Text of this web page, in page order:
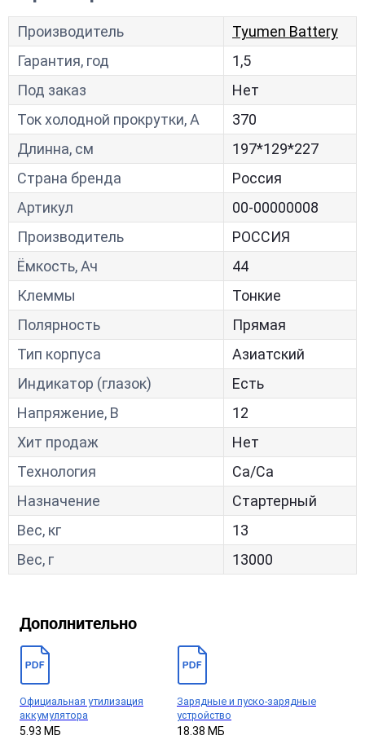
Производитель
Tyumen Battery
Гарантия, год
1,5
Под заказ
Нет
Ток холодной прокрутки, A
370
Длинна, см
197*129*227
Страна бренда
Россия
Артикул
00-00000008
Производитель
РОССИЯ
Ёмкость, Ач
44
Клеммы
Тонкие
Полярность
Прямая
Тип корпуса
Азиатский
Индикатор (глазок)
Есть
Напряжение, В
12
Хит продаж
Нет
Технология
Са/Са
Назначение
Стартерный
Вес, кг
13
Вес, г
13000
Дополнительно
Официальная утилизация
аккумулятора
5.93 МБ
Зарядные и пуско-зарядные
устройство
18.38 МБ